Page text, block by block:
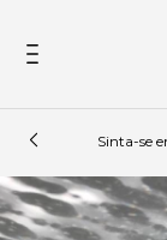
Sinta-se